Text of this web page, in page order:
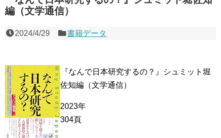
編（文学通信）
2024/4/29 書籍データ
『なんで日本研究するの？』シュミット堀
佐知編（文学通信）
2023年
304頁